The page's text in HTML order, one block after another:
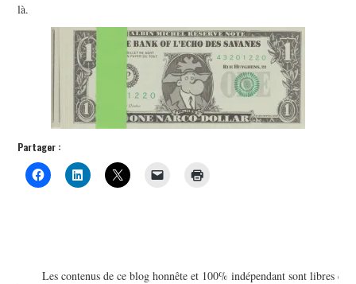
là.
Partager :
Les contenus de ce blog honnête et 100% indépendant sont libres de